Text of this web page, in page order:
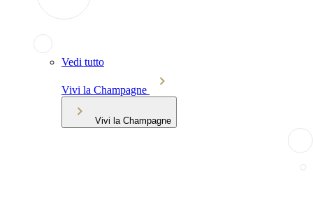
Vedi tutto
Vivi la Champagne
Vivi la Champagne